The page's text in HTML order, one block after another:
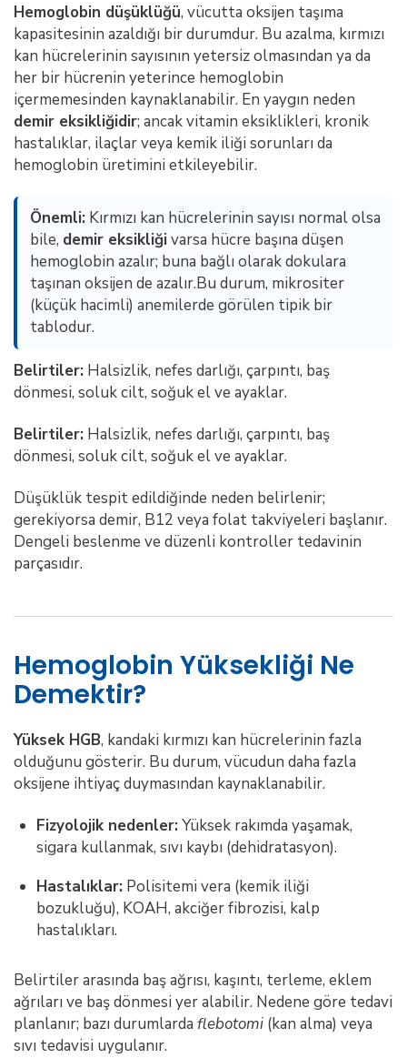
Hemoglobin düşüklüğü, vücutta oksijen taşıma
kapasitesinin azaldığı bir durumdur. Bu azalma, kırmızı
kan hücrelerinin sayısının yetersiz olmasından ya da
her bir hücrenin yeterince hemoglobin
içermemesinden kaynaklanabilir. En yaygın neden
demir eksikliğidir; ancak vitamin eksiklikleri, kronik
hastalıklar, ilaçlar veya kemik iliği sorunları da
hemoglobin üretimini etkileyebilir.
Önemli: Kırmızı kan hücrelerinin sayısı normal olsa
bile, demir eksikliğivarsa hücre başına düşen
hemoglobin azalır; buna bağlı olarak dokulara
taşınan oksijen de azalır.Bu durum, mikrositer
(küçük hacimli) anemilerde görülen tipik bir
tablodur.
Belirtiler: Halsizlik, nefes darlığı, çarpıntı, baş
dönmesi, soluk cilt, soğuk el ve ayaklar.
Belirtiler: Halsizlik, nefes darlığı, çarpıntı, baş
dönmesi, soluk cilt, soğuk el ve ayaklar.
Düşüklük tespit edildiğinde neden belirlenir;
gerekiyorsa demir, B12 veya folat takviyeleri başlanır.
Dengeli beslenme ve düzenli kontroller tedavinin
parçasıdır.
Hemoglobin Yüksekliği Ne
Demektir?
Yüksek HGB, kandaki kırmızı kan hücrelerinin fazla
olduğunu gösterir. Bu durum, vücudun daha fazla
oksijene ihtiyaç duymasından kaynaklanabilir.
Fizyolojik nedenler:Yüksek rakımda yaşamak,
sigara kullanmak, sıvı kaybı (dehidratasyon).
Hastalıklar: Polisitemi vera (kemik iliği
bozukluğu), KOAH, akciğer fibrozisi, kalp
hastalıkları.
Belirtiler arasında baş ağrısı, kaşıntı, terleme, eklem
ağrıları ve baş dönmesi yer alabilir. Nedene göre tedavi
planlanır; bazı durumlarda flebotomi (kan alma) veya
sıvı tedavisi uygulanır.